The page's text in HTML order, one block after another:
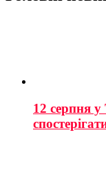
12 серпня